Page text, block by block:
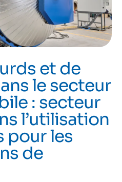
et de
le secteur
: secteur
l’utilisation
pour les
de